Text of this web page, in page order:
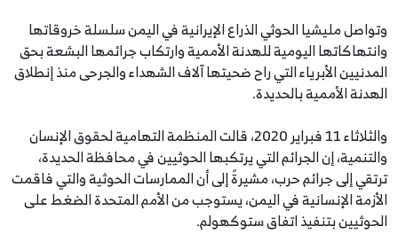
وتواصل مليشيا الحوثي الذراع الإيرانية في اليمن سلسلة خروقاتها
وانتهاكاتها اليومية للهدنة الأممية وارتكاب جرائمها البشعة بحق
المدنيين الأبرياء التي راح ضحيتها آلاف الشهداء والجرحى منذ إنطلاق
الهدنة الأممية بالحديدة.
والثلاثاء 11 فبراير 2020، قالت المنظمة التهامية لحقوق الإنسان
والتنمية، إن الجرائم التي يرتكبها الحوثيين في محافظة الحديدة،
ترتقي إلى جرائم حرب، مشيرةً إلى أن الممارسات الحوثية والتي فاقمت
الأزمة الإنسانية في اليمن، يستوجب من الأمم المتحدة الضغط على
الحوثيين بتنفيذ اتفاق ستوكهولم.